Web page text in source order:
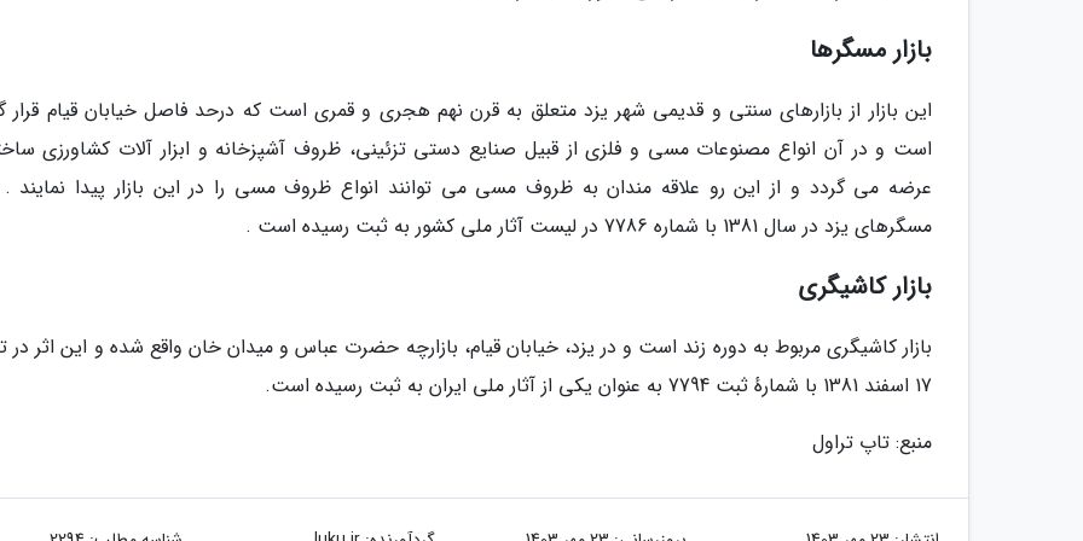
بازار مسگرها
این بازار از بازارهای سنتی و قدیمی شهر یزد متعلق به قرن نهم هجری و قمری است که درحد فاصل خیابان قیام قرار
است و در آن انواع مصنوعات مسی و فلزی از قبیل صنایع دستی تزئینی، ظروف آشپزخانه و ابزار آلات کشاورزی
عرضه می گردد و از این رو علاقه مندان به ظروف مسی می توانند انواع ظروف مسی را در این بازار پیدا نمایند .
مسگرهای یزد در سال 1381 با شماره 7786 در لیست آثار ملی کشور به ثبت رسیده است .
بازار کاشیگری
بازار کاشیگری مربوط به دوره زند است و در یزد، خیابان قیام، بازارچه حضرت عباس و میدان خان واقع شده و این اثر در
17 اسفند 1381 با شمارهٔ ثبت 7794 به عنوان یکی از آثار ملی ایران به ثبت رسیده است.
منبع: تاپ تراول